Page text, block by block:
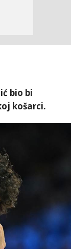
bio bi
košarci.